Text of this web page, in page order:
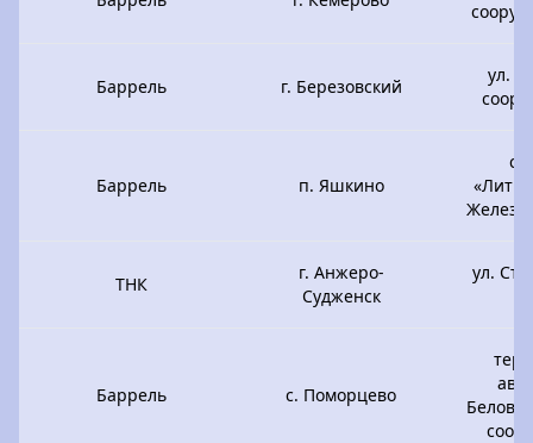
Баррель г. Березовский
ул.
Баррель п. Яшкино
ТНК
г. Анжеро-
Судженск
ул.
Баррель с. Поморцево
Белово